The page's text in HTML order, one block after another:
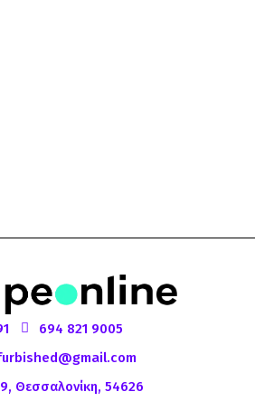
694 821 9005
Θεσσαλονίκη, 54626